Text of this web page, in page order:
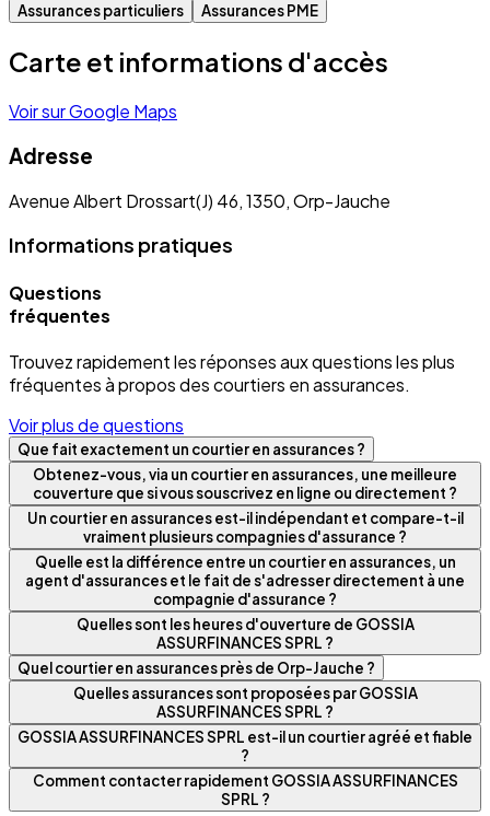
Assurances particuliers Assurances PME
Carte et informations d'accès
Voir sur Google Maps
Adresse
Avenue Albert Drossart(J) 46, 1350, Orp-Jauche
Informations pratiques
Questions
fréquentes
Trouvez rapidement les réponses aux questions les plus
fréquentes à propos des courtiers en assurances.
Voir plus de questions
Que fait exactement un courtier en assurances ?
Obtenez-vous, via un courtier en assurances, une meilleure
couverture que si vous souscrivez en ligne ou directement ?
Un courtier en assurances est-il indépendant et compare-t-il
vraiment plusieurs compagnies d'assurance ?
Quelle est la différence entre un courtier en assurances, un
agent d'assurances et le fait de s'adresser directement à une
compagnie d'assurance ?
Quelles sont les heures d'ouverture de GOSSIA
ASSURFINANCES SPRL ?
Quel courtier en assurances près de Orp-Jauche ?
Quelles assurances sont proposées par GOSSIA
ASSURFINANCES SPRL ?
GOSSIA ASSURFINANCES SPRL est-il un courtier agréé et fiable
?
Comment contacter rapidement GOSSIA ASSURFINANCES
SPRL ?